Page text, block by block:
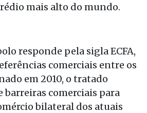
mais alto do mundo.
responde pela sigla ECFA,
comerciais entre os
em 2010, o tratado
barreiras comerciais para
bilateral dos atuais